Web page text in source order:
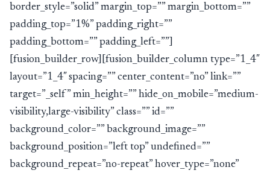
border_style=”solid” margin_top=”” margin_bottom=””
padding_top=”1%” padding_right=””
padding_bottom=”” padding_left=””]
[fusion_builder_row][fusion_builder_column type=”1_4″
layout=”1_4″ spacing=”” center_content=”no” link=””
target=”_self” min_height=”” hide_on_mobile=”medium-
visibility,large-visibility” class=”” id=””
background_color=”” background_image=””
background_position=”left top” undefined=””
background_repeat=”no-repeat” hover_type=”none”